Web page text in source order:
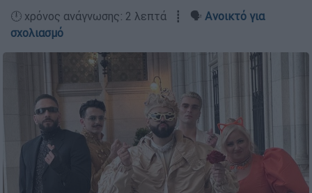
🕛 χρόνος ανάγνωσης: 2 λεπτά ┋ 🗣️ Ανοικτό για
σχολιασμό